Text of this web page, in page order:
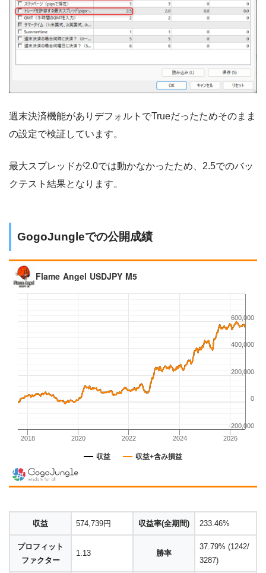
週末決済機能がありデフォルトでTrueだったためそのまま
の設定で検証しています。
最大スプレッドが2.0では動かなかったため、2.5でのバッ
クテスト結果となります。
GogoJungleでの公開成績
収益 574,739円 収益率(全期間) 233.46%
プロフィット
ファクター
1.13 勝率
37.79% (1242/
3287)